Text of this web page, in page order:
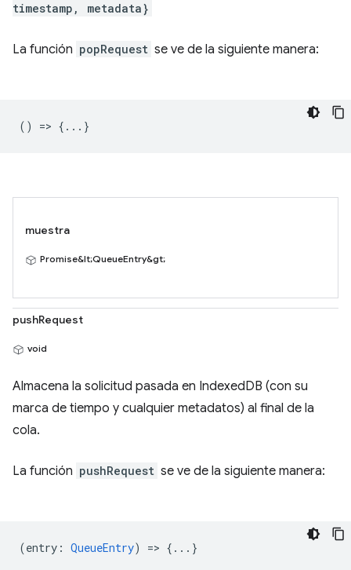
timestamp, metadata}
La función popRequest se ve de la siguiente manera:
() => {...}
muestra
Promise&lt;QueueEntry&gt;
pushRequest
void
Almacena la solicitud pasada en IndexedDB (con su
marca de tiempo y cualquier metadatos) al final de la
cola.
La función pushRequest se ve de la siguiente manera:
(entry : QueueEntry) => {...}